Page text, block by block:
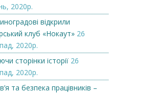
2020р.
відкрили
клуб «Нокаут» 26
2020р.
сторінки історії 26
2020р.
та безпека працівників –